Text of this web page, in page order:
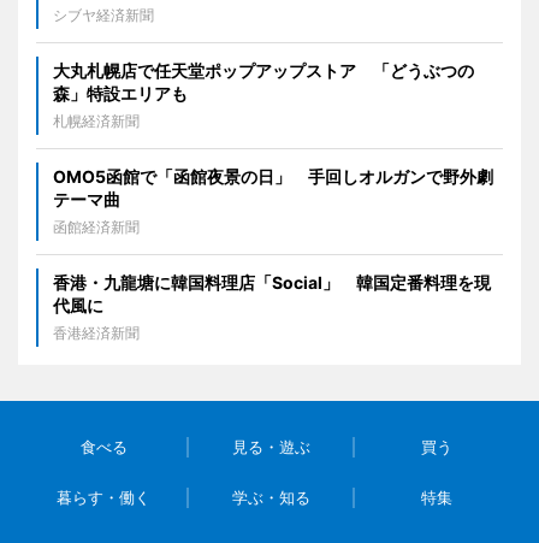
シブヤ経済新聞
大丸札幌店で任天堂ポップアップストア 「どうぶつの
森」特設エリアも
札幌経済新聞
OMO5函館で「函館夜景の日」 手回しオルガンで野外劇
テーマ曲
函館経済新聞
香港・九龍塘に韓国料理店「Social」 韓国定番料理を現
代風に
香港経済新聞
食べる 見る・遊ぶ 買う
暮らす・働く 学ぶ・知る 特集